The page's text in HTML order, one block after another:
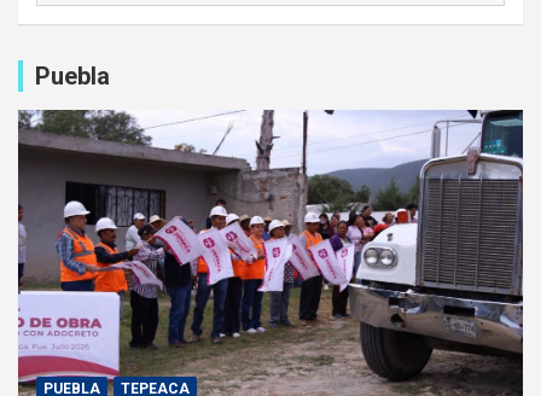
Puebla
PUEBLA TEPEACA